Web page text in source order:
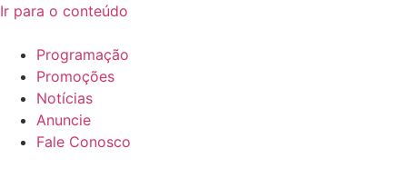
Ir para o conteúdo
Programação
Promoções
Notícias
Anuncie
Fale Conosco